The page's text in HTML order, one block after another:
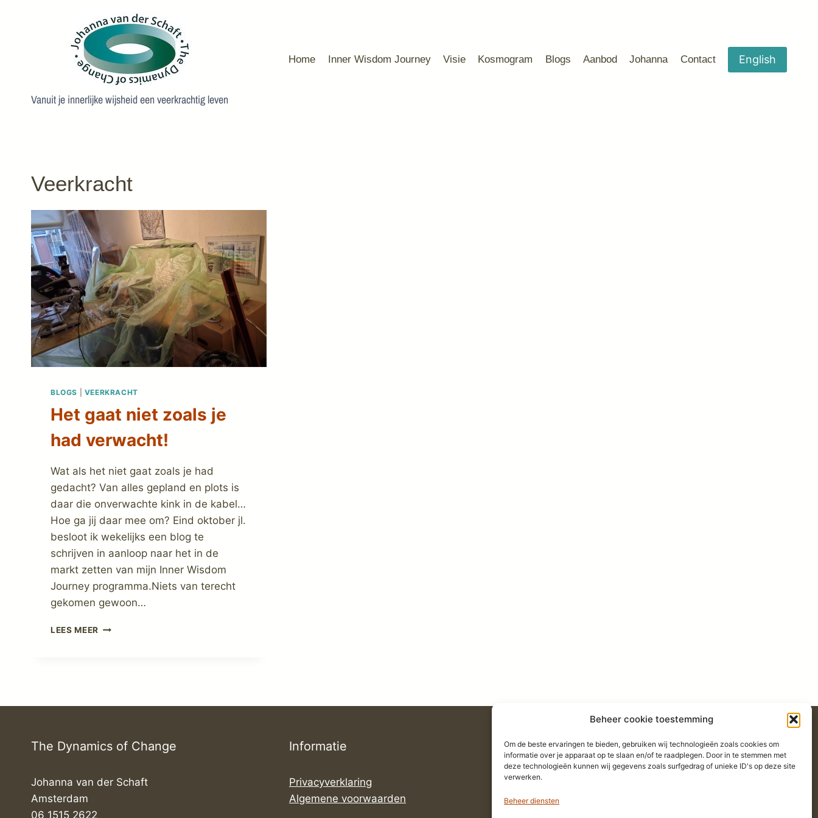
Beheer cookie toestemming
Om de beste ervaringen te bieden, gebruiken wij technologieën zoals cookies om
informatie over je apparaat op te slaan en/of te raadplegen. Door in te stemmen met
deze technologieën kunnen wij gegevens zoals surfgedrag of unieke ID's op deze site
verwerken.
Beheer diensten
Vanuit je innerlijke wijsheid een veerkrachtig leven
Home Inner Wisdom Journey Visie Kosmogram Blogs Aanbod Johanna Contact English
Veerkracht
BLOGS VEERKRACHT
Het gaat niet zoals je
had verwacht!
Wat als het niet gaat zoals je had
gedacht? Van alles gepland en plots is
daar die onverwachte kink in de kabel…
Hoe ga jij daar mee om? Eind oktober jl.
besloot ik wekelijks een blog te
schrijven in aanloop naar het in de
markt zetten van mijn Inner Wisdom
Journey programma.Niets van terecht
gekomen gewoon…
LEES MEER HET
The Dynamics of Change
Johanna van der Schaft
Amsterdam
06 1515 2622
Informatie
Privacyverklaring
Algemene voorwaarden
Blogs
Referenties